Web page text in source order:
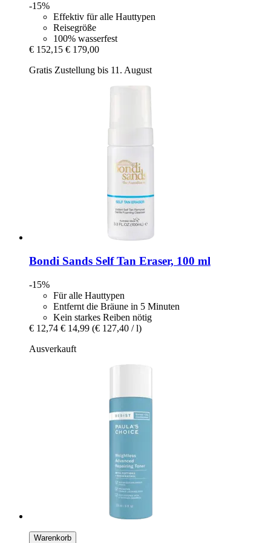
-15%
Effektiv für alle Hauttypen
Reisegröße
100% wasserfest
€ 152,15 € 179,00
Gratis Zustellung bis 11. August
Bondi Sands Self Tan Eraser, 100 ml
-15%
Für alle Hauttypen
Entfernt die Bräune in 5 Minuten
Kein starkes Reiben nötig
€ 12,74 € 14,99 (€ 127,40 / l)
Ausverkauft
Warenkorb